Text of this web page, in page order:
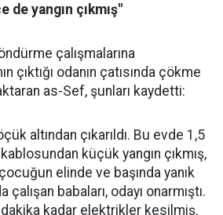
de yangın çıkmış"
çalışmalarına
çıktığı odanın çatısında çökme
as-Sef, şunları kaydetti:
altından çıkarıldı. Bu evde 1,5
küçük yangın çıkmış,
elinde ve başında yanık
babaları, odayı onarmıştı.
kadar elektrikler kesilmiş.